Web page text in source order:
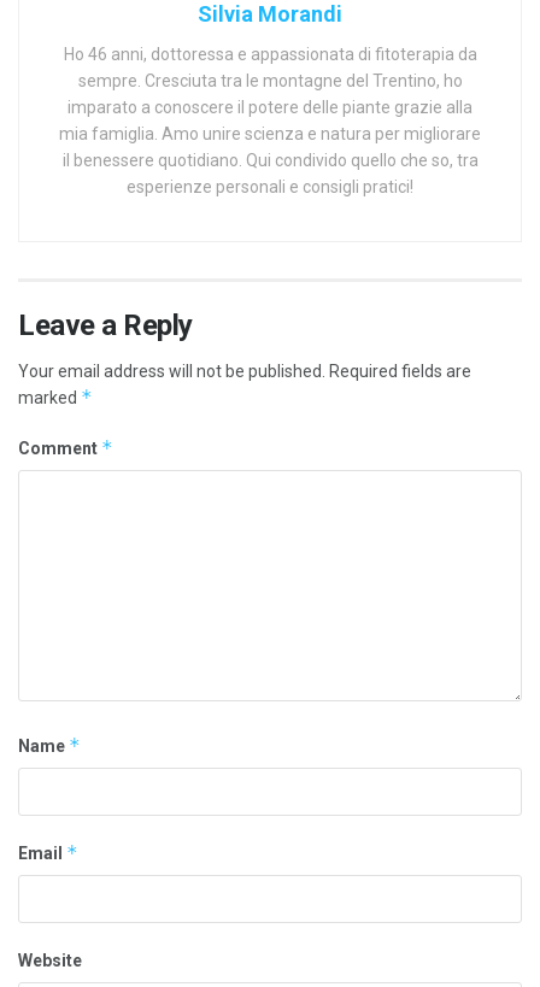
Silvia Morandi
Ho 46 anni, dottoressa e appassionata di fitoterapia da
sempre. Cresciuta tra le montagne del Trentino, ho
imparato a conoscere il potere delle piante grazie alla
mia famiglia. Amo unire scienza e natura per migliorare
il benessere quotidiano. Qui condivido quello che so, tra
esperienze personali e consigli pratici!
Leave a Reply
Your email address will not be published.
Required fields are
marked *
Comment *
Name *
Email *
Website